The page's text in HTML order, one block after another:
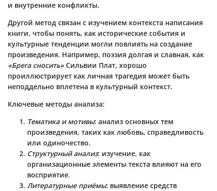
и внутренние конфликты.
Другой метод связан с изучением контекста написания
книги, чтобы понять, как исторические события и
культурные тенденции могли повлиять на создание
произведения. Например, поэзия долгая и славная, как
«Брега сносить» Сильвии Плат, хорошо
проиллюстрирует как личная трагедия может быть
неподдельно вплетена в культурный контекст.
Ключевые методы анализа:
Тематика и мотивы: анализ основных тем
произведения, таких как любовь, справедливость
или одиночество.
Структурный анализ: изучение, как
организационные элементы текста влияют на его
восприятие.
Литературные приёмы: выявление средств